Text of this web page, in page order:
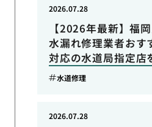
【2026年最新】福
水漏れ修理業者おす
対応の水道局指定店
2026.07.28
水道修理
2026.07.28